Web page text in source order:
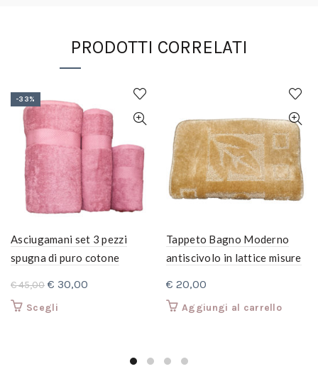
PRODOTTI CORRELATI
-33%
Asciugamani set 3 pezzi
spugna di puro cotone
Grande+Ospite +Telo
€45,00 Il
prezzo
€ 30,00
ScegliQuesto
Tappeto Bagno Moderno
antiscivolo in lattice misure
€ 20,00
Aggiungi al carrello